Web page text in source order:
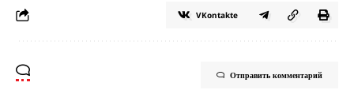
VKontakte
Отправить комментарий